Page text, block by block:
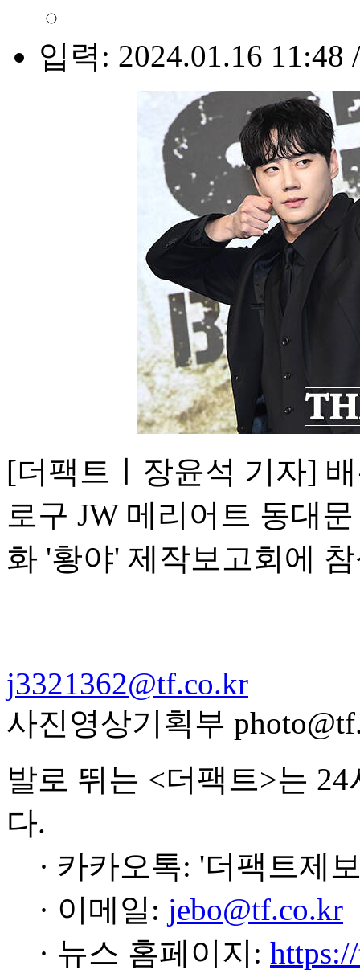
입력: 2024.01.16 11:48
[더팩트ㅣ장윤석 기자]
로구 JW 메리어트 동대
화 '황야' 제작보고회에
j3321362@tf.co.kr
사진영상기획부
발로 뛰는 <더팩트>는
다.
· 카카오톡: '더팩트제
· 이메일: jebo@tf.co.kr
· 뉴스 홈페이지: